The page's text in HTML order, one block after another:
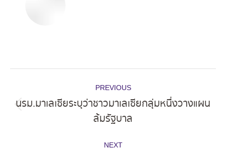
navigation
PREVIOUS
post:
นรม.มาเลเซียระบุว่าชาวมาเลเซียกลุ่มหนึ่งวางแผน
ล้มรัฐบาล
NEXT